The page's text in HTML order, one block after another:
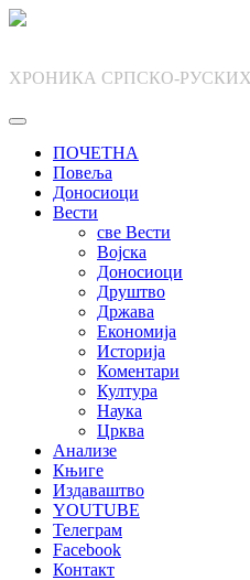
Skip
ХРОНИКА СРПСКО-
ПОЧЕТНА
Повеља
Доносиоци
Вести
све Вести
Војска
Доносиоци
Друштво
Држава
Економија
Историја
Коментари
Култура
Наука
Црква
Анализе
Књиге
Издаваштво
YOUTUBE
Телеграм
Facebook
Контакт